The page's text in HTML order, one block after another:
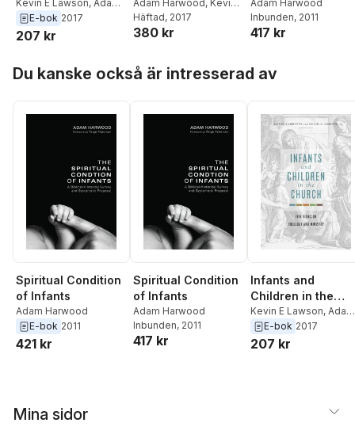
Church
Kevin E Lawson, Adam
Harwood
E-bok 2017
207 kr
Church
Adam Harwood, Kevin E
Lawson
Häftad, 2017
380 kr
Adam Harwood
Inbunden, 2011
417 kr
Du kanske också är intresserad av
Spiritual Condition
of Infants
Adam Harwood
E-bok 2011
421 kr
Spiritual Condition
of Infants
Adam Harwood
Inbunden, 2011
417 kr
Infants and
Children in the
Church
Kevin E Lawson, Adam
Harwood
E-bok 2017
207 kr
Mina sidor